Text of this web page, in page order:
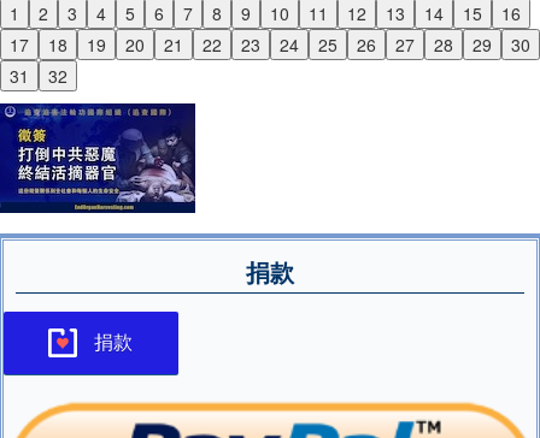
1 2 3 4 5 6 7 8 9 10 11 12 13 14 15
16
17
18 19 20 21 22 23 24 25 26 27 28 29
30
31
32
Previous
Next
捐款
捐款